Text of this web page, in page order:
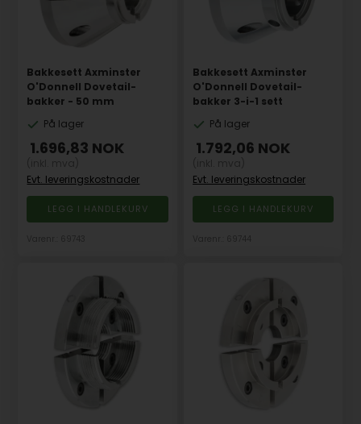
Bakkesett Axminster
O'Donnell Dovetail-
bakker - 50 mm
På lager
1.696,83 NOK
Evt. leveringskostnader
Bakkesett Axminster
O'Donnell Dovetail-
bakker 3-i-1 sett
På lager
1.792,06 NOK
Evt. leveringskostnader